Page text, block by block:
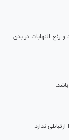
رفع التهابات در بدن
ندارد.